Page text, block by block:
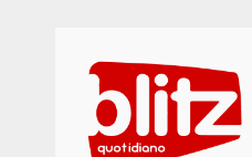
content